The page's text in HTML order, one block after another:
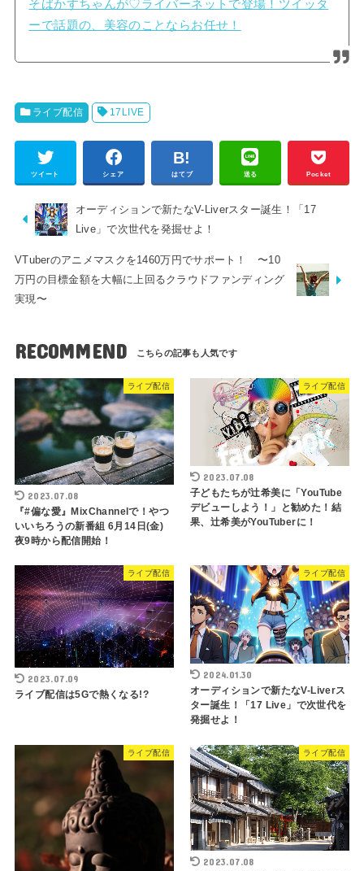
そばかすちゃんが♡ライバーネットで登場！ツイッタ
ーで話題の、美容のことならお任せ！
ライブ配信 17LIVE
ツイート シェア はてブ 送る Pocket
オーディションで新たなV-Liverスター誕生！「17
Live」で次世代を発掘せよ！
VTuberのアニメマスクを1460万円でサポート！ 〜10
万円の目標金額を大幅に上回るクラウドファンディング
実現〜
RECOMMEND
ライブ配信
2023.07.08
『#偏な愛』MixChannelで！やつ
いいちろうの新番組 6月14日(金)
夜9時から配信開始！
ライブ配信
2023.07.08
子どもたちが辻希美に「YouTube
デビューしよう！」と勧めた！結
果、辻希美がYouTuberに！
ライブ配信
2023.07.09
ライブ配信は5Gで熱くなる!?
ライブ配信
2024.01.30
オーディションで新たなV-Liverス
ター誕生！「17 Live」で次世代を
発掘せよ！
ライブ配信 ライブ配信
2023.07.08